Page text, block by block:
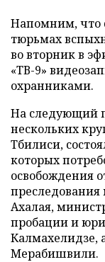
Напомним, что
тюрьмах
во вторник в
«ТВ-9»
охранниками.
На следующий
нескольких
Тбилиси,
которых
освобождения
Ахалая,
пробации и
Калмахелидзе,
Мерабишвили.